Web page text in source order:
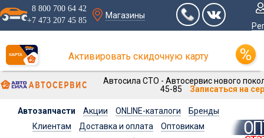
8 800 700 64 42
+7 473 207 45 85
Магазины
Активировать скидочную карту
Автосила СТО - Автосервис нового
45-85
Записаться на
Автозапчасти Акции ONLINE-каталоги
Бренды
Клиентам
Доставка и оплата
Оптовикам